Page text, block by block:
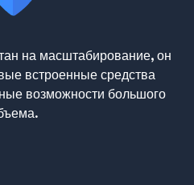
на масштабирование, он
встроенные средства
возможности большого